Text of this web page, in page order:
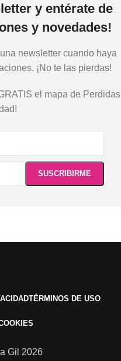
y entérate de
y novedades!
newsletter cuando haya
¡No te las pierdas!
el mapa de Perdidas
TÉRMINOS DE USO
Gil 2026